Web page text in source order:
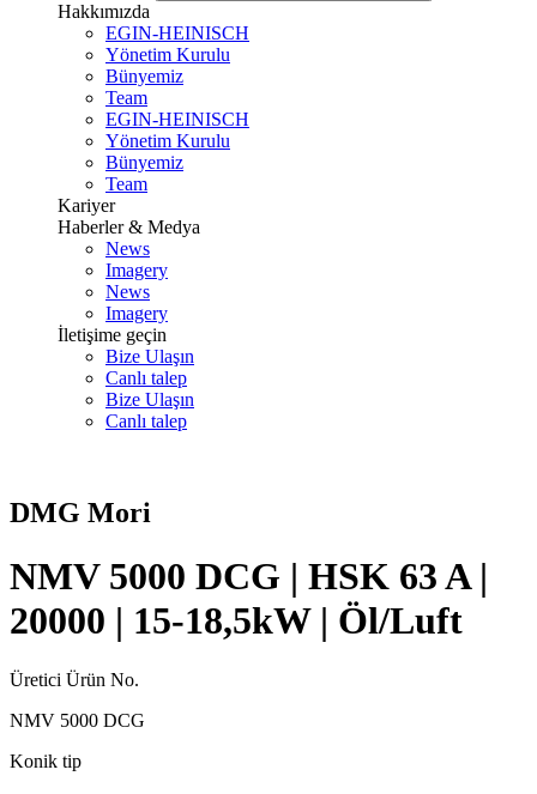
Hakkımızda
EGIN-HEINISCH
Yönetim Kurulu
Bünyemiz
Team
EGIN-HEINISCH
Yönetim Kurulu
Bünyemiz
Team
Kariyer
Haberler & Medya
News
Imagery
News
Imagery
İletişime geçin
Bize Ulaşın
Canlı talep
Bize Ulaşın
Canlı talep
DMG Mori
NMV 5000 DCG | HSK 63 A |
20000 | 15-18,5kW | Öl/Luft
Üretici Ürün No.
NMV 5000 DCG
Konik tip